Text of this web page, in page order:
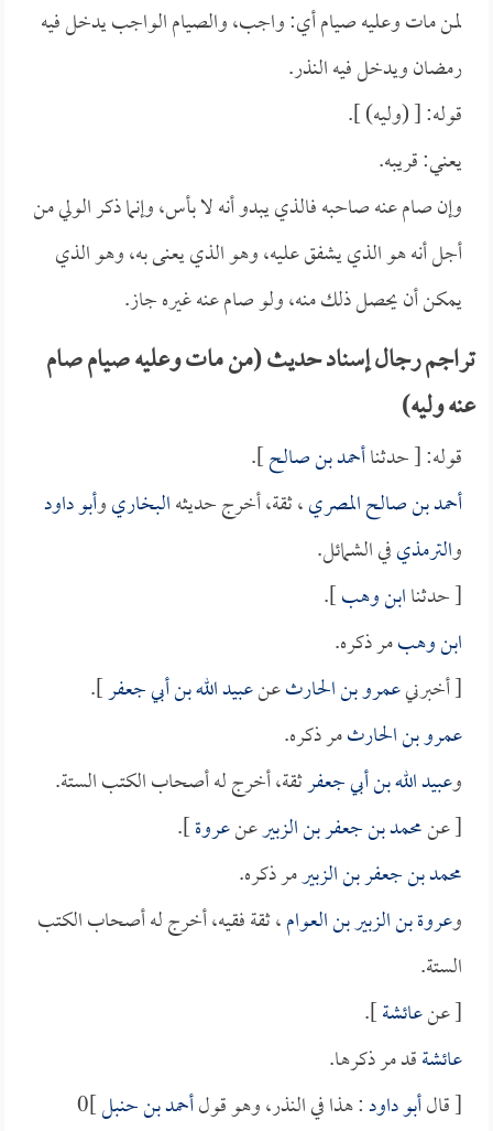
لمن مات وعليه صيام أي: واجب، والصيام الواجب يدخل فيه
رمضان ويدخل فيه النذر.
قوله: [ (وليه) ].
يعني: قريبه.
وإن صام عنه صاحبه فالذي يبدو أنه لا بأس، وإنما ذكر الولي من
أجل أنه هو الذي يشفق عليه، وهو الذي يعنى به، وهو الذي
يمكن أن يحصل ذلك منه، ولو صام عنه غيره جاز.
تراجم رجال إسناد حديث (من مات وعليه صيام صام
عنه وليه)
قوله: [ حدثناأحمد بن صالح].
أحمد بن صالح المصري، ثقة، أخرج حديثهالبخاريوأبو داود
والترمذيفي الشمائل.
[ حدثناابن وهب].
ابن وهبمر ذكره.
[ أخبرنيعمرو بن الحارثعنعبيد الله بن أبي جعفر].
عمرو بن الحارثمر ذكره.
وعبيد الله بن أبي جعفرثقة، أخرج له أصحاب الكتب الستة.
[ عنمحمد بن جعفر بن الزبيرعنعروة].
محمد بن جعفر بن الزبيرمر ذكره.
وعروة بن الزبير بن العوام، ثقة فقيه، أخرج له أصحاب الكتب
الستة.
[ عنعائشة].
عائشةقد مر ذكرها.
[ قالأبو داود: هذا في النذر، وهو قولأحمد بن حنبل]0